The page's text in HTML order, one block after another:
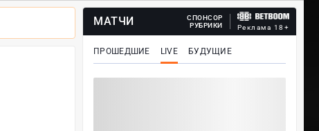
МАТЧИ
СПОНСОР
РУБРИКИ
Реклама 18+
ПРОШЕДШИЕ LIVE БУДУЩИЕ